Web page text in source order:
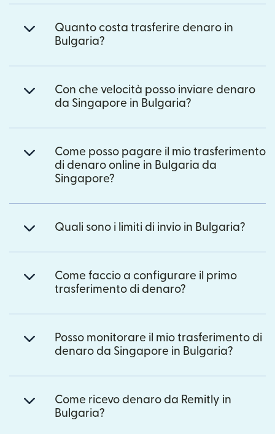
Quanto costa trasferire denaro in
Bulgaria?
Con che velocità posso inviare denaro
da Singapore in Bulgaria?
Come posso pagare il mio trasferimento
di denaro online in Bulgaria da
Singapore?
Quali sono i limiti di invio in Bulgaria?
Come faccio a configurare il primo
trasferimento di denaro?
Posso monitorare il mio trasferimento di
denaro da Singapore in Bulgaria?
Come ricevo denaro da Remitly in
Bulgaria?